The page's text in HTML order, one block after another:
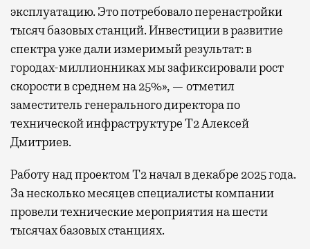
эксплуатацию. Это потребовало перенастройки
тысяч базовых станций. Инвестиции в развитие
спектра уже дали измеримый результат: в
городах-миллионниках мы зафиксировали рост
скорости в среднем на 25%», — отметил
заместитель генерального директора по
технической инфраструктуре Т2 Алексей
Дмитриев.
Работу над проектом Т2 начал в декабре 2025 года.
За несколько месяцев специалисты компании
провели технические мероприятия на шести
тысячах базовых станциях.